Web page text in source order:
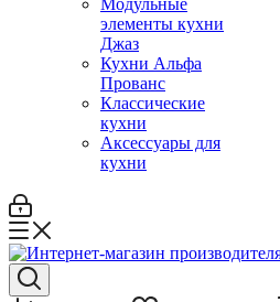
Модульные
элементы кухни
Джаз
Кухни Альфа
Прованс
Классические
кухни
Аксессуары для
кухни